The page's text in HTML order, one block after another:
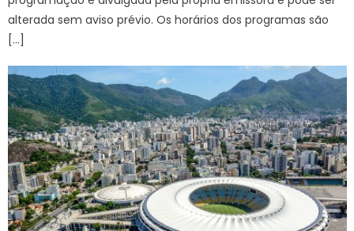
alterada sem aviso prévio. Os horários dos programas são
[…]